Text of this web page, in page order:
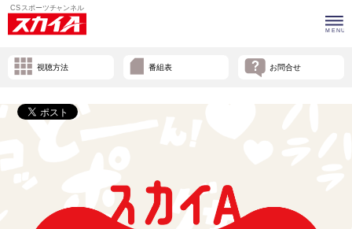
視聴方法 番組表 お問合せ